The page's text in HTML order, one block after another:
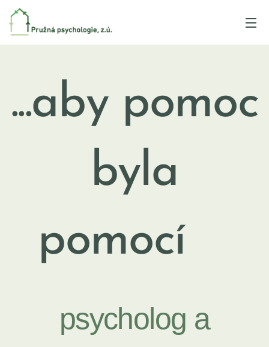
...aby pomoc
byla
pomocí
psycholog a